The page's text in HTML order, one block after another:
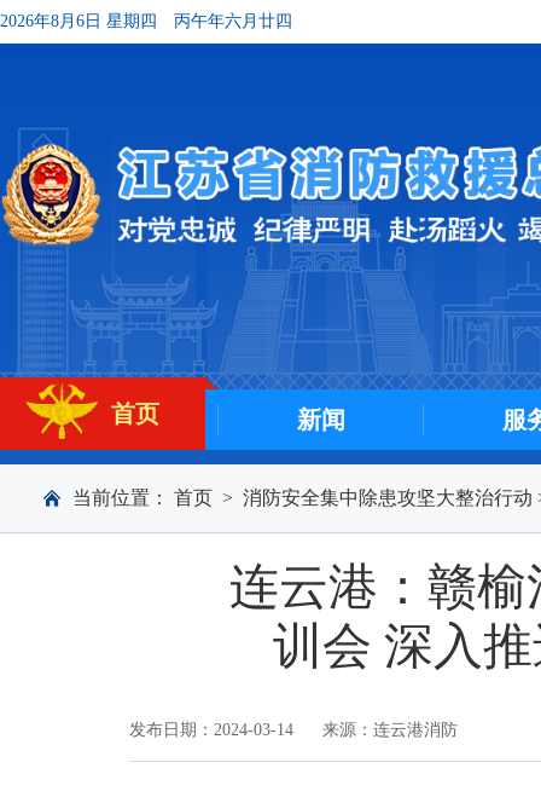
2026年8月6日 星期四 丙午年六月廿四
首页 新闻 服
当前位置： 首页 > 消防安全集中除患攻坚大整治行动
连云港：赣
训会 深入
发布日期：2024-03-14 来源：连云港消防